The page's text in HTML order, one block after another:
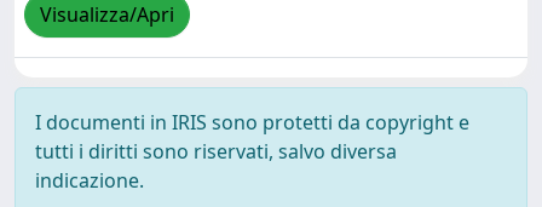
Visualizza/Apri
I documenti in IRIS sono protetti da copyright e
tutti i diritti sono riservati, salvo diversa
indicazione.